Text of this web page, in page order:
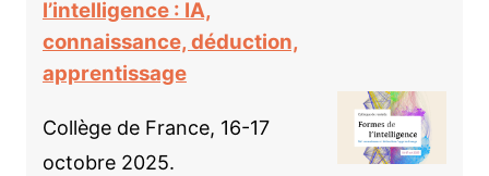
l’intelligence : IA,
connaissance, déduction,
apprentissage
Collège de France, 16-17
octobre 2025.